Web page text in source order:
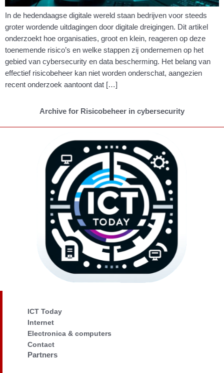
In de hedendaagse digitale wereld staan bedrijven voor steeds
groter wordende uitdagingen door digitale dreigingen. Dit artikel
onderzoekt hoe organisaties, groot en klein, reageren op deze
toenemende risico’s en welke stappen zij ondernemen op het
gebied van cybersecurity en data bescherming. Het belang van
effectief risicobeheer kan niet worden onderschat, aangezien
recent onderzoek aantoont dat […]
Archive for Risicobeheer in cybersecurity
ICT Today
Internet
Electronica & computers
Contact
Partners